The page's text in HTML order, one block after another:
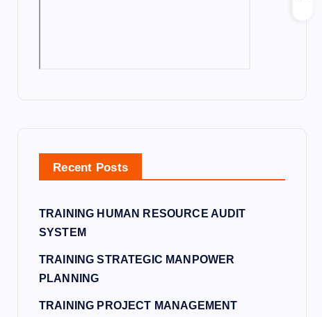
Recent Posts
TRAINING HUMAN RESOURCE AUDIT
SYSTEM
TRAINING STRATEGIC MANPOWER
PLANNING
TRAINING PROJECT MANAGEMENT